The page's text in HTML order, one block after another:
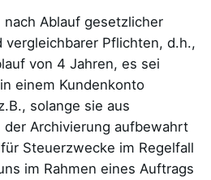
Ablauf gesetzlicher
vergleichbarer Pflichten, d.h.,
von 4 Jahren, es sei
einem Kundenkonto
solange sie aus
Archivierung aufbewahrt
Steuerzwecke im Regelfall
im Rahmen eines Auftrags